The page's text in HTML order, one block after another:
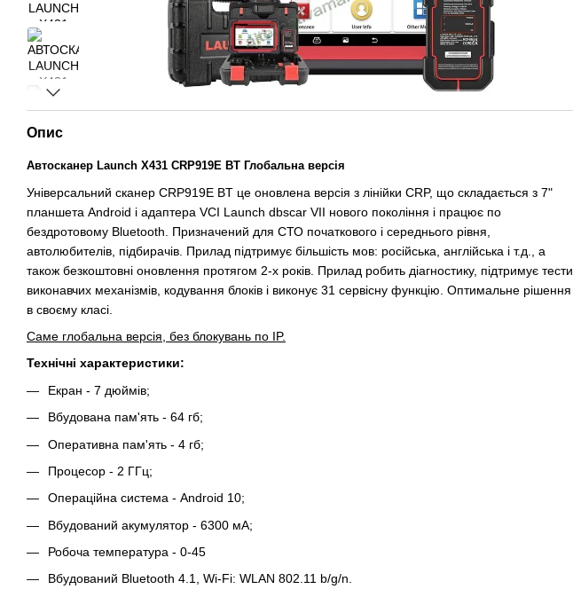
Опис
Автосканер Launch X431 CRP919E BT Глобальна версія
Універсальний сканер CRP919E BT це оновлена версія з лінійки CRP, що складається з 7"
планшета Android і адаптера VCI Launch dbscar VII нового покоління і працює по
бездротовому Bluetooth. Призначений для СТО початкового і середнього рівня,
автолюбителів, підбирачів. Прилад підтримує більшість мов: російська, англійська і т.д., а
також безкоштовні оновлення протягом 2-х років. Прилад робить діагностику, підтримує тести
виконавчих механізмів, кодування блоків і виконує 31 сервісну функцію. Оптимальне рішення
в своєму класі.
Саме глобальна версія, без блокувань по IP.
Технічні характеристики:
Екран - 7 дюймів;
Вбудована пам'ять - 64 гб;
Оперативна пам'ять - 4 гб;
Процесор - 2 ГГц;
Операційна система - Android 10;
Вбудований акумулятор - 6300 мА;
Робоча температура - 0-45
Вбудований Bluetooth 4.1, Wi-Fi: WLAN 802.11 b/g/n.